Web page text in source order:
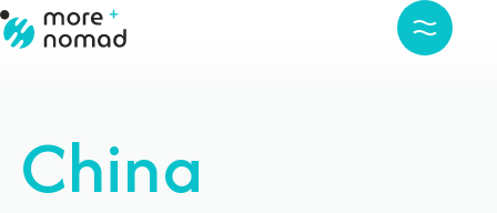
China